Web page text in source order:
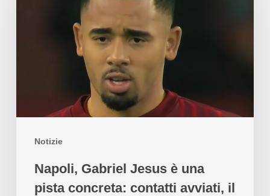
Notizie
Napoli, Gabriel Jesus è una
pista concreta: contatti avviati, il